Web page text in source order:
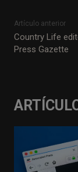
Artículo anterior
Country Life
Press Gazette